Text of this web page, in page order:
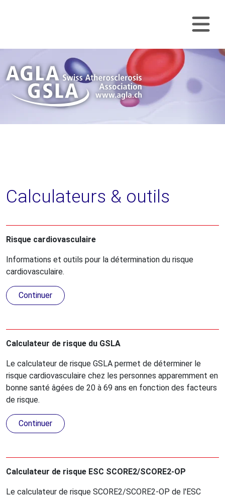
Calculateurs & outils
Risque cardiovasculaire
Informations et outils pour la détermination du risque
cardiovasculaire.
Continuer
Calculateur de risque du GSLA
Le calculateur de risque GSLA permet de déterminer le
risque cardiovasculaire chez les personnes apparemment en
bonne santé âgées de 20 à 69 ans en fonction des facteurs
de risque.
Continuer
Calculateur de risque ESC SCORE2/SCORE2-OP
Le calculateur de risque SCORE2/SCORE2-OP de l'ESC